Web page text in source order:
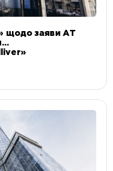
щодо заяви АТ